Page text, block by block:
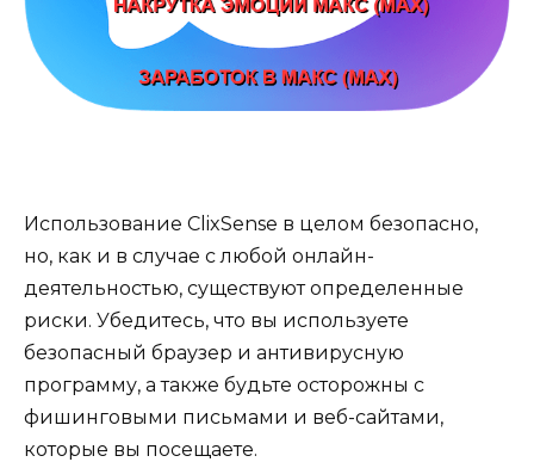
Использование ClixSense в целом безопасно,
но, как и в случае с любой онлайн-
деятельностью, существуют определенные
риски. Убедитесь, что вы используете
безопасный браузер и антивирусную
программу, а также будьте осторожны с
фишинговыми письмами и веб-сайтами,
которые вы посещаете.